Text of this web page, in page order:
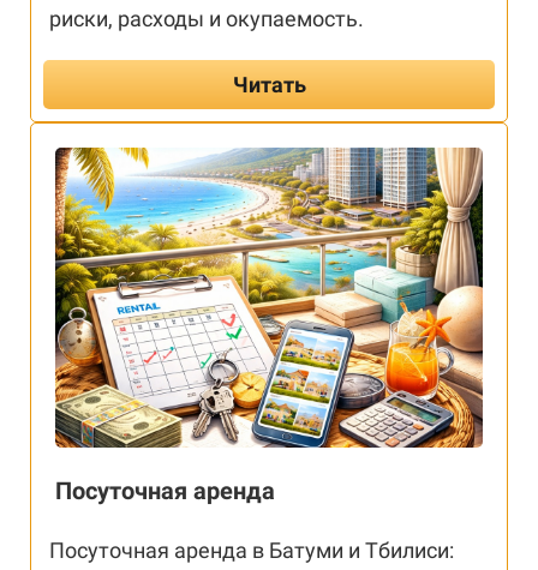
риски, расходы и окупаемость.
Читать
Посуточная аренда
Посуточная аренда в Батуми и Тбилиси: